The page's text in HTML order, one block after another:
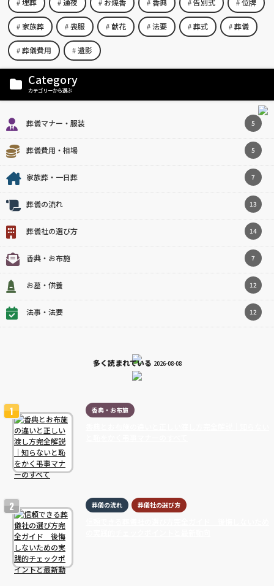
埋葬 通夜 お焼香 香典 告別式 位牌
家族葬 喪服 献花 法要 葬式 葬儀
葬儀費用 遺影
Category
カテゴリーから選ぶ
葬儀マナー・服装 5
葬儀費用・相場 5
家族葬・一日葬 7
葬儀の流れ 13
葬儀社の選び方 14
香典・お布施 7
お墓・供養 12
法事・法要 12
多く読まれている 2026-08-08
香典・お布施
葬儀の流れ 葬儀社の選び方